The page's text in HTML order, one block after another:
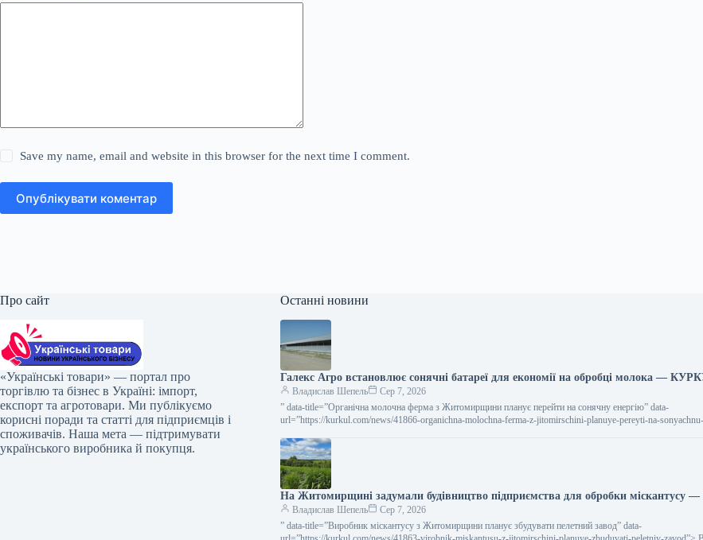
Save my name, email and website in this browser for the next time I comment.
Опублікувати коментар
Про сайт
«Українські товари» — портал про
торгівлю та бізнес в Україні: імпорт,
експорт та агротовари. Ми публікуємо
корисні поради та статті для підприємців і
споживачів. Наша мета — підтримувати
українського виробника й покупця.
Останні новини
Галекс Агро встановлює сонячні батареї для економії на обробці молока —
Владислав Шепель
Сер 7, 2026
” data-title=”Органічна молочна ферма з Житомирщини планує перейти на сонячну енергію” data-
url=”https://kurkul.com/news/41866-organichna-molochna-ferma-z-jitomirschini-planuye-pereyti-na-
На Житомирщині задумали будівництво підприємства для обробки міскантусу
Владислав Шепель
Сер 7, 2026
” data-title=”Виробник міскантусу з Житомирщини планує збудувати пелетний завод” data-